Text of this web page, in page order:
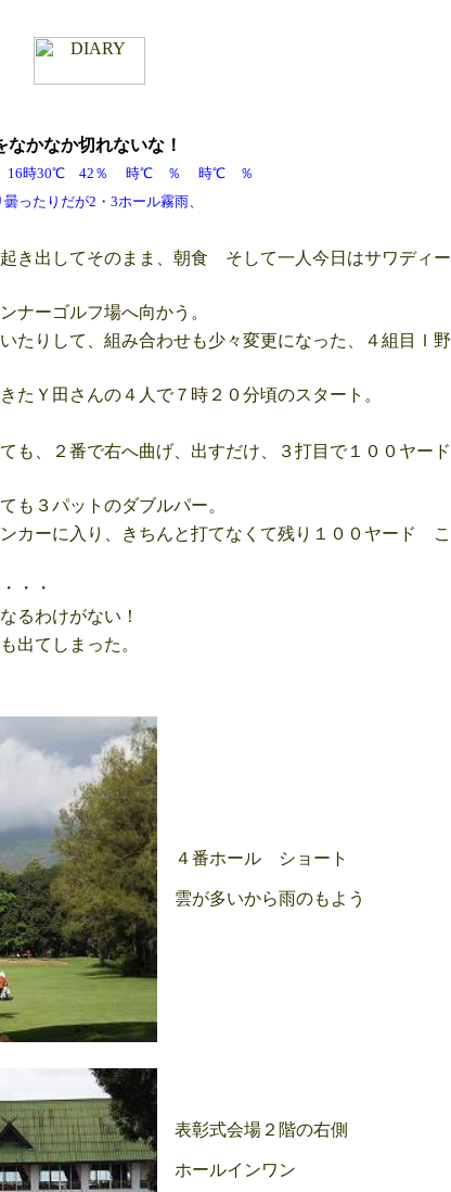
かなか切れないな！
％ 16時30℃ 42％ 時℃ ％ 時℃ ％
だが2・3ホール霧雨、
き出してそのまま、朝食 そして一人今日はサワディー
ナーゴルフ場へ向かう。
たりして、組み合わせも少々変更になった、４組目Ｉ野
Ｙ田さんの４人で７時２０分頃のスタート。
も、２番で右へ曲げ、出すだけ、３打目で１００ヤード
も３パットのダブルパー。
カーに入り、きちんと打てなくて残り１００ヤード こ
・・
るわけがない！
出てしまった。
４番ホール ショート
雲が多いから雨のもよう
表彰式会場２階の右側
ホールインワン